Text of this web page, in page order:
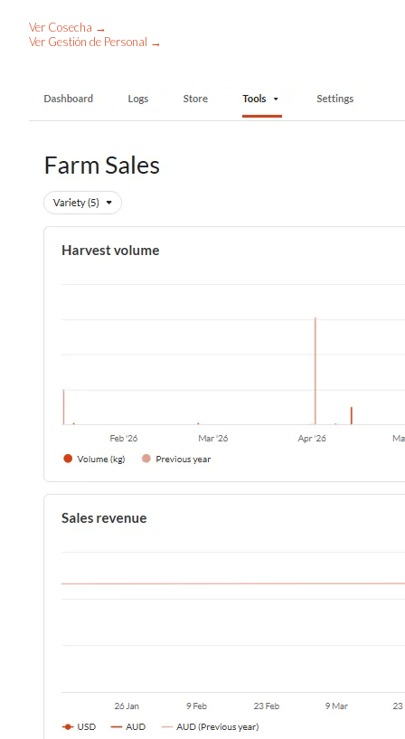
Ver Cosecha →
Ver Gestión de Personal →